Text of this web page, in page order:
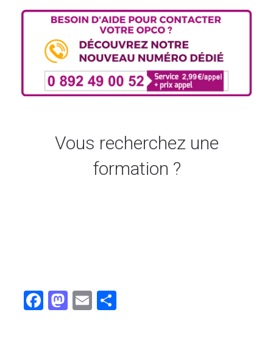
Vous recherchez une
formation ?
Facebook
Mastodon
Email